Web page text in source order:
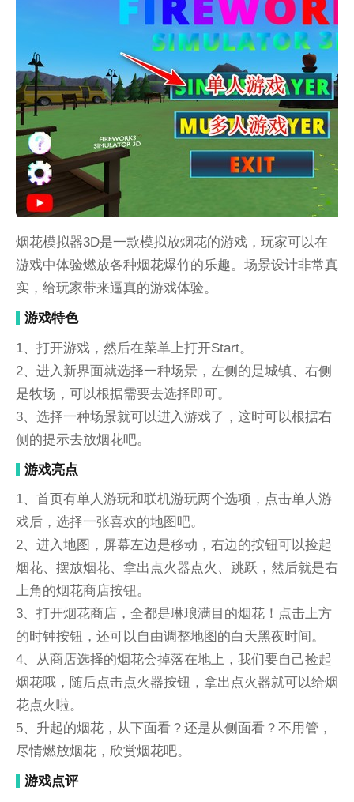
烟花模拟器3D是一款模拟放烟花的游戏，玩家可以在
游戏中体验燃放各种烟花爆竹的乐趣。场景设计非常真
实，给玩家带来逼真的游戏体验。
游戏特色
1、打开游戏，然后在菜单上打开Start。
2、进入新界面就选择一种场景，左侧的是城镇、右侧
是牧场，可以根据需要去选择即可。
3、选择一种场景就可以进入游戏了，这时可以根据右
侧的提示去放烟花吧。
游戏亮点
1、首页有单人游玩和联机游玩两个选项，点击单人游
戏后，选择一张喜欢的地图吧。
2、进入地图，屏幕左边是移动，右边的按钮可以捡起
烟花、摆放烟花、拿出点火器点火、跳跃，然后就是右
上角的烟花商店按钮。
3、打开烟花商店，全都是琳琅满目的烟花！点击上方
的时钟按钮，还可以自由调整地图的白天黑夜时间。
4、从商店选择的烟花会掉落在地上，我们要自己捡起
烟花哦，随后点击点火器按钮，拿出点火器就可以给烟
花点火啦。
5、升起的烟花，从下面看？还是从侧面看？不用管，
尽情燃放烟花，欣赏烟花吧。
游戏点评